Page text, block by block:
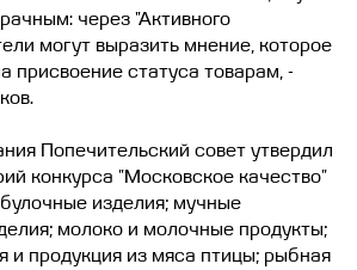
через "Активного
могут выразить мнение, которое
присвоение статуса товарам, -
Попечительский совет утвердил
конкурса "Московское качество"
изделия; мучные
молоко и молочные продукты;
и продукция из мяса птицы; рыбная